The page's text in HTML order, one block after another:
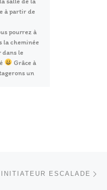
à partir de
pourrez à
la cheminée
dans le
Grâce à
un
ESCALADE